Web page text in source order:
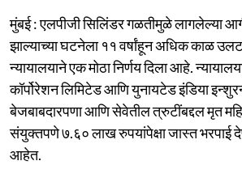
मुंबई : एलपीजी सिलिंडर गळतीमुळे लागलेल्या
झाल्याच्या घटनेला ११ वर्षांहून अधिक काळ
न्यायालयाने एक मोठा निर्णय दिला आहे.
कॉर्पोरेशन लिमिटेड आणि युनायटेड इंडिया
बेजबाबदारपणा आणि सेवेतील त्रुटींबद्दल मृत
संयुक्तपणे ७.६० लाख रुपयांपेक्षा जास्त भरपाई
आहेत.